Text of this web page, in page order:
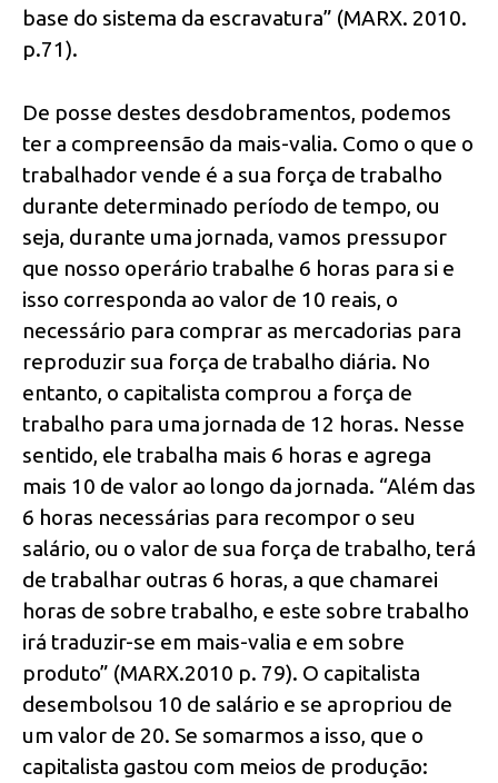
base do sistema da escravatura” (MARX. 2010.
p.71).
De posse destes desdobramentos, podemos
ter a compreensão da mais-valia. Como o que o
trabalhador vende é a sua força de trabalho
durante determinado período de tempo, ou
seja, durante uma jornada, vamos pressupor
que nosso operário trabalhe 6 horas para si e
isso corresponda ao valor de 10 reais, o
necessário para comprar as mercadorias para
reproduzir sua força de trabalho diária. No
entanto, o capitalista comprou a força de
trabalho para uma jornada de 12 horas. Nesse
sentido, ele trabalha mais 6 horas e agrega
mais 10 de valor ao longo da jornada. “Além das
6 horas necessárias para recompor o seu
salário, ou o valor de sua força de trabalho, terá
de trabalhar outras 6 horas, a que chamarei
horas de sobre trabalho, e este sobre trabalho
irá traduzir-se em mais-valia e em sobre
produto” (MARX.2010 p. 79). O capitalista
desembolsou 10 de salário e se apropriou de
um valor de 20. Se somarmos a isso, que o
capitalista gastou com meios de produção: